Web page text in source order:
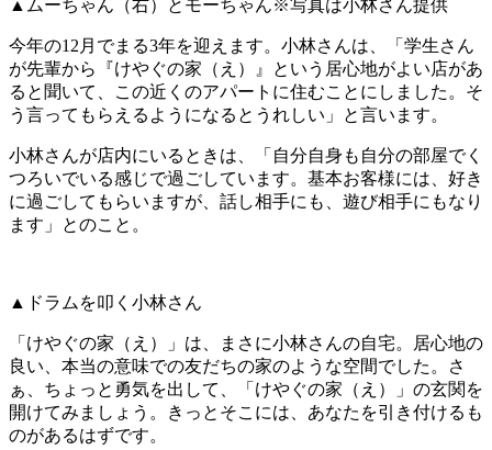
▲ ムーちゃん（右）とモーちゃん※写真は小林さん提供
今年の12月でまる3年を迎えます。小林さんは、「学生さん
が先輩から『けやぐの家（え）』という居心地がよい店があ
ると聞いて、この近くのアパートに住むことにしました。そ
う言ってもらえるようになるとうれしい」と言います。
小林さんが店内にいるときは、「自分自身も自分の部屋でく
つろいでいる感じで過ごしています。基本お客様には、好き
に過ごしてもらいますが、話し相手にも、遊び相手にもなり
ます」とのこと。
▲ ドラムを叩く小林さん
「けやぐの家（え）」は、まさに小林さんの自宅。居心地の
良い、本当の意味での友だちの家のような空間でした。さ
ぁ、ちょっと勇気を出して、「けやぐの家（え）」の玄関を
開けてみましょう。きっとそこには、あなたを引き付けるも
のがあるはずです。